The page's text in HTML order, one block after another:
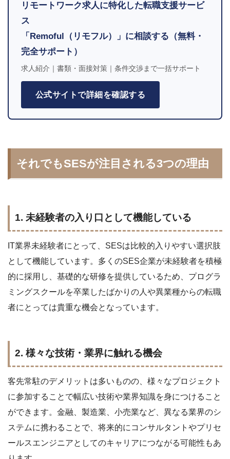
リモートワーク求人に特化した転職支援サービ
ス
「Remoful（リモフル）」に相談する（無料・
完全サポート）
求人紹介｜書類・面接対策｜条件交渉まで一括サポート
公式サイトで詳細を確認する
それでもSESが注目される3つの理由
1. 未経験者の入り口として機能している
IT業界未経験者にとって、SESは比較的入りやすい選択肢
として機能しています。多くのSES企業が未経験者を積極
的に採用し、基礎的な研修を提供しているため、プログラ
ミングスクールを卒業したばかりの人や異業種からの転職
者にとっては貴重な機会となっています。
2. 様々な技術・業界に触れる機会
客先常駐のデメリットは多いものの、様々なプロジェクト
に参加することで幅広い技術や業界知識を身につけること
ができます。金融、製造業、小売業など、異なる業界のシ
ステムに携わることで、将来的にコンサルタントやプリセ
ールスエンジニアとしてのキャリアにつながる可能性もあ